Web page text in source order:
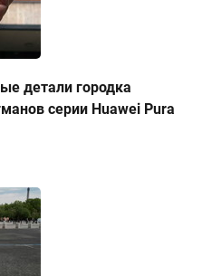
детали городка
серии Huawei Pura